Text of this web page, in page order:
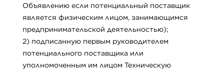
Объявлению если потенциальный поставщик
является физическим лицом, занимающимся
предпринимательской деятельностью);
2) подписанную первым руководителем
потенциального поставщика или
уполномоченным им лицом Техническую